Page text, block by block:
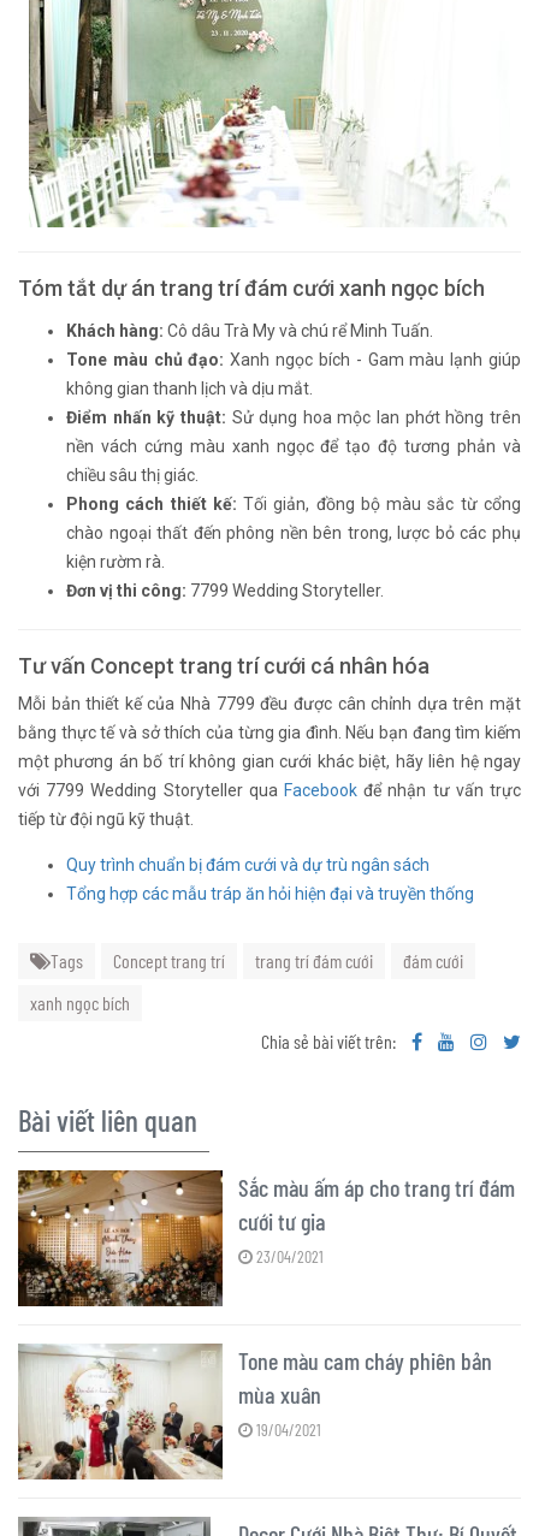
Tóm tắt dự án trang trí đám cưới xanh ngọc bích
Khách hàng: Cô dâu Trà My và chú rể Minh Tuấn.
Tone màu chủ đạo: Xanh ngọc bích - Gam màu lạnh giúp
không gian thanh lịch và dịu mắt.
Điểm nhấn kỹ thuật: Sử dụng hoa mộc lan phớt hồng trên
nền vách cứng màu xanh ngọc để tạo độ tương phản và
chiều sâu thị giác.
Phong cách thiết kế: Tối giản, đồng bộ màu sắc từ cổng
chào ngoại thất đến phông nền bên trong, lược bỏ các phụ
kiện rườm rà.
Đơn vị thi công: 7799 Wedding Storyteller.
Tư vấn Concept trang trí cưới cá nhân hóa
Mỗi bản thiết kế của Nhà 7799 đều được cân chỉnh dựa trên mặt
bằng thực tế và sở thích của từng gia đình. Nếu bạn đang tìm kiếm
một phương án bố trí không gian cưới khác biệt, hãy liên hệ ngay
với 7799 Wedding Storyteller qua Facebook để nhận tư vấn trực
tiếp từ đội ngũ kỹ thuật.
Quy trình chuẩn bị đám cưới và dự trù ngân sách
Tổng hợp các mẫu tráp ăn hỏi hiện đại và truyền thống
Tags Concept trang trí trang trí đám cưới
đám cưới
xanh ngọc bích
Chia sẻ bài viết trên:
Bài viết liên quan
Sắc màu ấm áp cho trang trí đám
cưới tư gia
23/04/2021
Tone màu cam cháy phiên bản
mùa xuân
19/04/2021